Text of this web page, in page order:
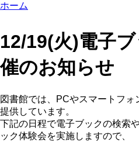
ホーム
12/19(火)電子
催のお知らせ
図書館では、PCやスマートフ
提供しています。
下記の日程で電子ブックの検索
ック体験会を実施しますので、